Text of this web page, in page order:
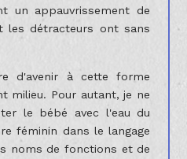
un appauvrissement de
les détracteurs ont sans
d'avenir à cette forme
milieu. Pour autant, je ne
le bébé avec l'eau du
féminin dans le langage
noms de fonctions et de